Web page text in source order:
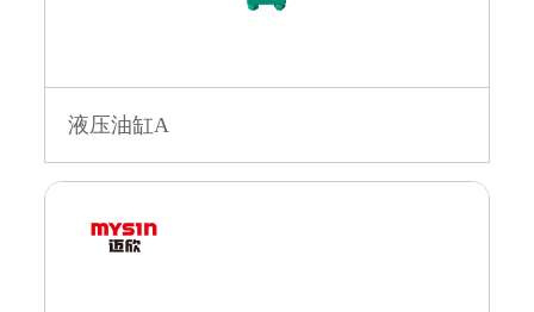
液压油缸A